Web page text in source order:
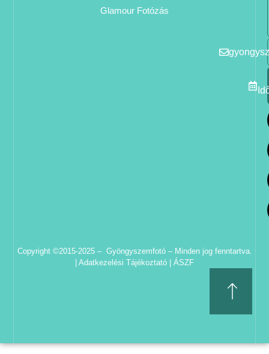
Glamour Fotózás
Copyright ©2015-2025 – Gyöngyszemfotó – Minden jog fenntartva.
Adatkezelési Tájékoztató ÁSZF